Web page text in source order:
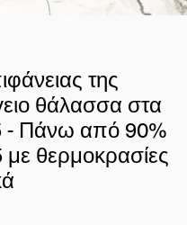
της
θάλασσα στα
- Πάνω από 90%
θερμοκρασίες